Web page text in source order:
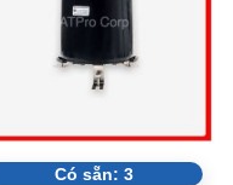
Có sẵn: 3